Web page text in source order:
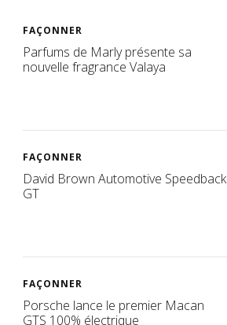
FAÇONNER
Parfums de Marly présente sa
nouvelle fragrance Valaya
FAÇONNER
David Brown Automotive Speedback
GT
FAÇONNER
Porsche lance le premier Macan
GTS 100% électrique